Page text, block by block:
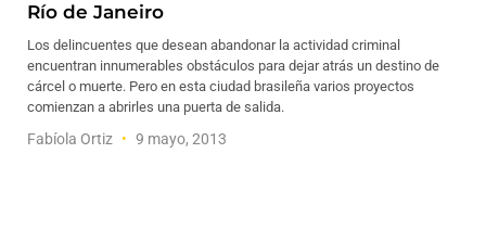
Río de Janeiro
Los delincuentes que desean abandonar la actividad criminal
encuentran innumerables obstáculos para dejar atrás un destino de
cárcel o muerte. Pero en esta ciudad brasileña varios proyectos
comienzan a abrirles una puerta de salida.
Fabíola Ortiz 9 mayo, 2013